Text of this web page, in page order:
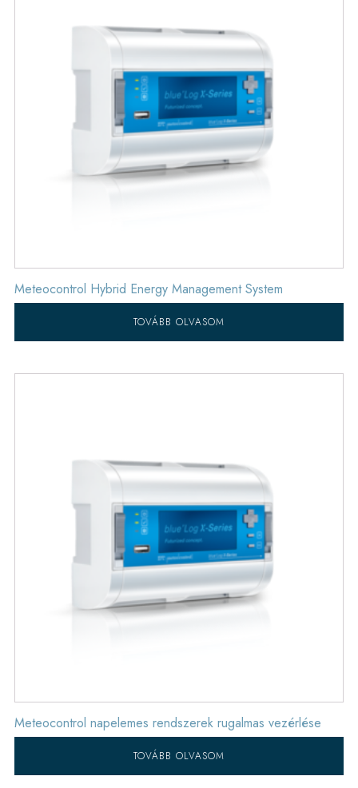
Meteocontrol Hybrid Energy Management System
TOVÁBB OLVASOM
Meteocontrol napelemes rendszerek rugalmas vezérlése
TOVÁBB OLVASOM